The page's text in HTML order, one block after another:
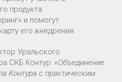
продукта
и помогут
его внедрения.
Уральского
СКБ Контур: «Объединение
Контура с практическим